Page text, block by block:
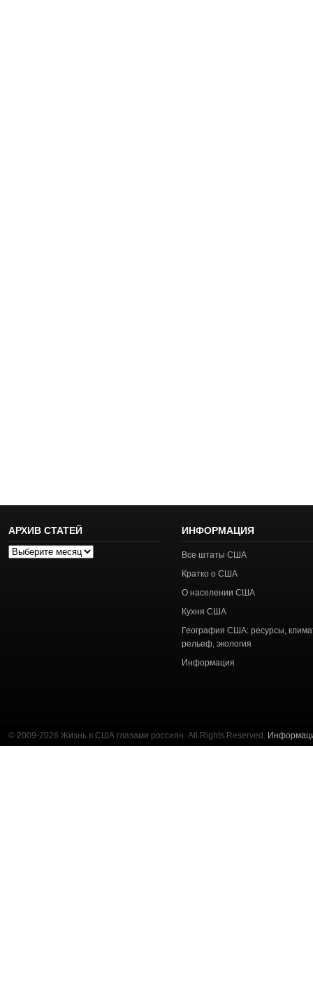
АРХИВ СТАТЕЙ
Архив
ИНФОРМАЦИЯ
Все штаты США
Кратко о США
О населении США
Кухня США
География США: ресурсы,
рельеф, экология
Информация
© 2009-2026 Жизнь в США глазами россиян. All Rights Reserved.